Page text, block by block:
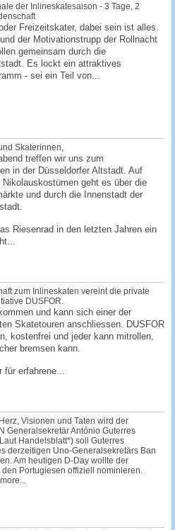
der Inlineskatesaison - 3 Tage, 2
Freizeitskater, dabei sein ist alles.
der Motivationstrupp der Rollnacht
gemeinsam durch die
Es lockt ein attraktives
- sei ein Teil von...
Skaterinnen,
treffen wir uns zum
in der Düsseldorfer Altstadt. Auf
Nikolauskostümen geht es über die
und durch die Innenstadt der
Riesenrad in den letzten Jahren ein
zum Inlineskaten vereint die private
DUSFOR.
und kann sich einer der
Skatetouren anschliessen. DUSFOR
kostenfrei und jeder kann mitrollen,
bremsen kann.
erfahrene...
Visionen und Taten wird der
Generalsekretär António Guterres
Handelsblatt*) soll Guterres
derzeitigen Uno-Generalsekretärs Ban
Am heutigen D-Day wollte der
Portugiesen offiziell nominieren.